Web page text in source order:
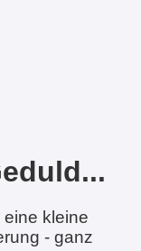
kleine
- ganz